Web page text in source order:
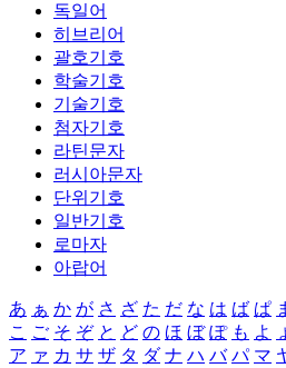
독일어
히브리어
괄호기호
학술기호
기술기호
첨자기호
라틴문자
러시아문자
단위기호
일반기호
로마자
아랍어
あ ぁ か が さ ざ た だ な は ば ぱ
こ ご そ ぞ と ど の ほ ぼ ぽ も よ
ア ァ カ サ ザ タ ダ ナ ハ バ パ マ